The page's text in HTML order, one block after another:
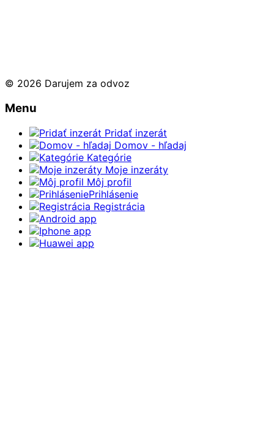
© 2026 Darujem za odvoz
Menu
Pridať inzerát
Domov - hľadaj
Kategórie
Moje inzeráty
Môj profil
Prihlásenie
Registrácia